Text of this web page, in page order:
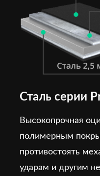
Сталь серии
Высокопрочная
полимерным
противостоять
ударам и другим